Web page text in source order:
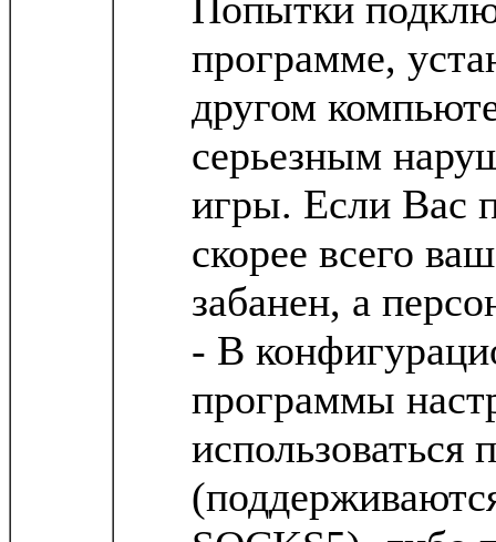
программе,
другом
серьезным
игры. Если Вас
скорее всего
забанен, а
- В
программы
использоваться